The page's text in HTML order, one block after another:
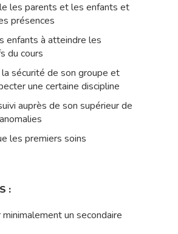
les parents et les enfants et
présences
enfants à atteindre les
du cours
sécurité de son groupe et
une certaine discipline
auprès de son supérieur de
les premiers soins
:
un secondaire